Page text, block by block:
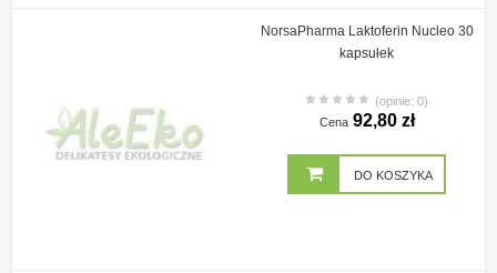
NorsaPharma Laktoferin Nucleo 30
kapsułek
(opinie: 0)
Cena 92,80 zł
DO KOSZYKA